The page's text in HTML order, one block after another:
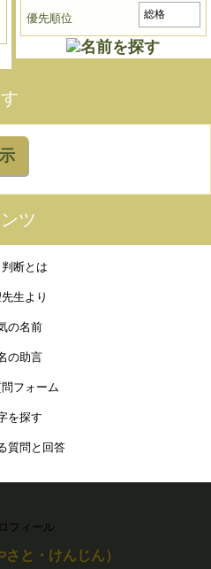
優先順位
ツ
断とは
生より
の名前
の助言
フォーム
を探す
質問と回答
と・けんじん）